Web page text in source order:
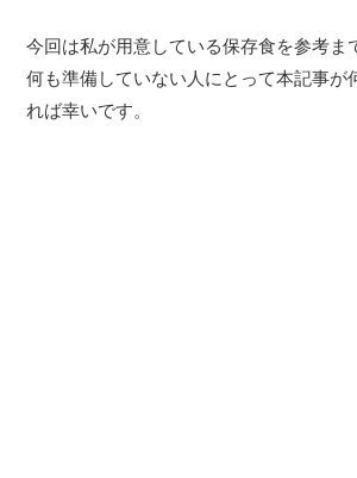
今回は私が用意している保存食を参考ま
何も準備していない人にとって本記事が
れば幸いです。